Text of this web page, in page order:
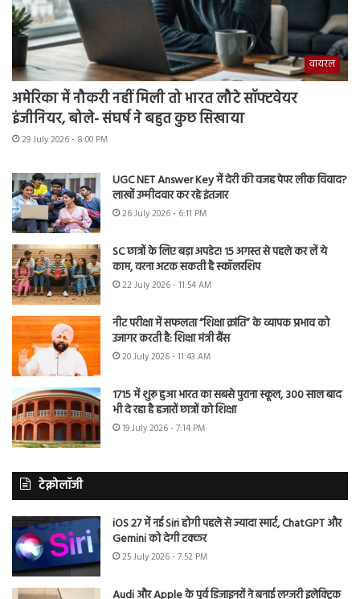
वायरल
अमेरिका में नौकरी नहीं मिली तो भारत लौटे सॉफ्टवेयर
इंजीनियर, बोले- संघर्ष ने बहुत कुछ सिखाया
29 July 2026 - 8:00 PM
UGC NET Answer Key में देरी की वजह पेपर लीक विवाद?
लाखों उम्मीदवार कर रहे इंतजार
26 July 2026 - 6:11 PM
SC छात्रों के लिए बड़ा अपडेट! 15 अगस्त से पहले कर लें ये
काम, वरना अटक सकती है स्कॉलरशिप
22 July 2026 - 11:54 AM
नीट परीक्षा में सफलता “शिक्षा क्रांति” के व्यापक प्रभाव को
उजागर करती है: शिक्षा मंत्री बैंस
20 July 2026 - 11:43 AM
1715 में शुरू हुआ भारत का सबसे पुराना स्कूल, 300 साल बाद
भी दे रहा है हजारों छात्रों को शिक्षा
19 July 2026 - 7:14 PM
टेक्नोलॉजी
iOS 27 में नई Siri होगी पहले से ज्यादा स्मार्ट, ChatGPT और
Gemini को देगी टक्कर
25 July 2026 - 7:52 PM
Audi और Apple के पूर्व डिजाइनरों ने बनाई लग्जरी इलेक्ट्रिक